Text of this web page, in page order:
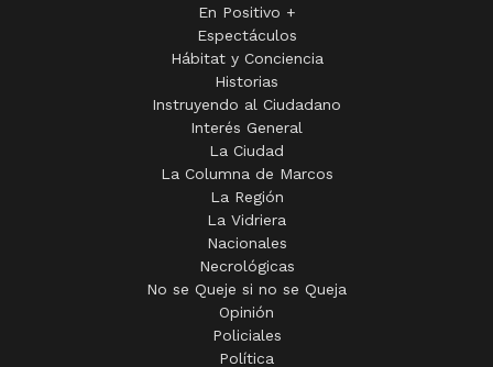
En Positivo +
Espectáculos
Hábitat y Conciencia
Historias
Instruyendo al Ciudadano
Interés General
La Ciudad
La Columna de Marcos
La Región
La Vidriera
Nacionales
Necrológicas
No se Queje si no se Queja
Opinión
Policiales
Política